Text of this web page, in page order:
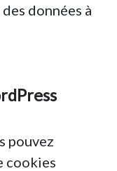
données à
pouvez
cookies